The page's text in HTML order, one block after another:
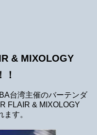
& MIXOLOGY
台湾主催のバーテンダ
FLAIR & MIXOLOGY
す。